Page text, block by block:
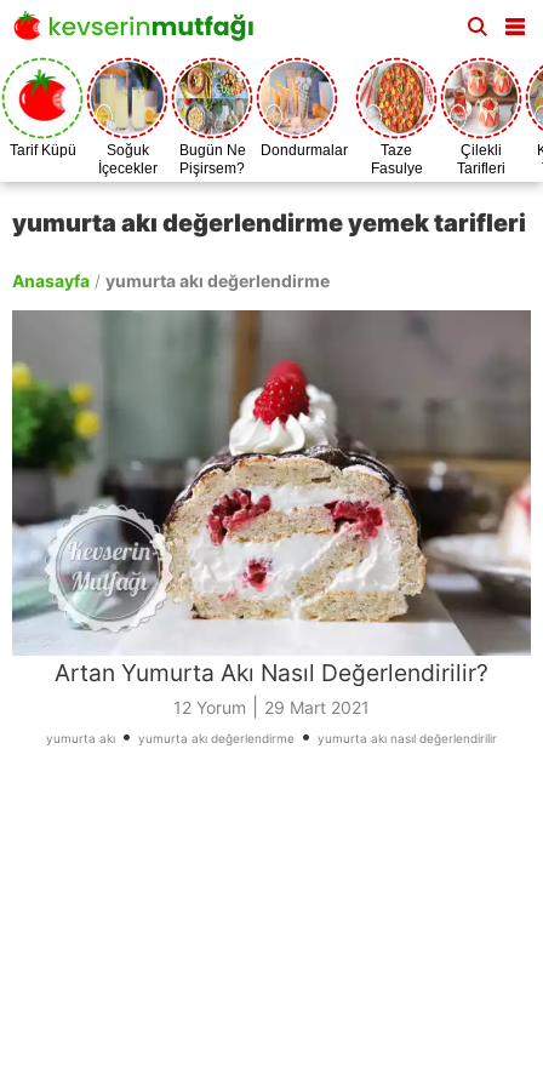
Tarif Küpü
Soğuk
İçecekler
Bugün Ne
Pişirsem?
Dondurmalar
Taze
Fasulye
Zamanı
Çilekli
Tarifleri
yumurta akı değerlendirme yemek tarifleri
Anasayfa / yumurta akı değerlendirme
Artan Yumurta Akı Nasıl Değerlendirilir?
12 Yorum 29 Mart 2021
yumurta akı • yumurta akı değerlendirme • yumurta akı nasıl değerlendirilir